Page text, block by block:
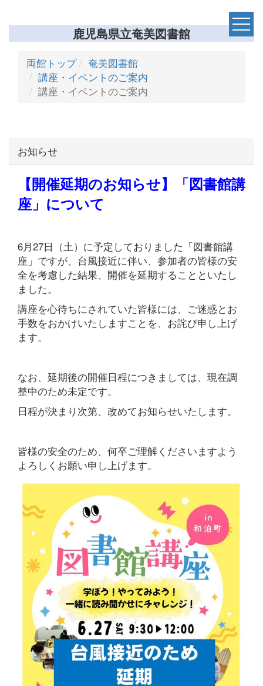
鹿児島県立奄美図書館
両館トップ
奄美図書館
講座・イベントのご案内
講座・イベントのご案内
お知らせ
【開催延期のお知らせ】「図書館講
座」について
6月27日（土）に予定しておりました「図書館講
座」ですが、台風接近に伴い、参加者の皆様の安
全を考慮した結果、開催を延期することといたし
ました。
講座を心待ちにされていた皆様には、ご迷惑とお
手数をおかけいたしますことを、お詫び申し上げ
ます。
なお、延期後の開催日程につきましては、現在調
整中のため未定です。
日程が決まり次第、改めてお知らせいたします。
皆様の安全のため、何卒ご理解くださいますよう
よろしくお願い申し上げます。